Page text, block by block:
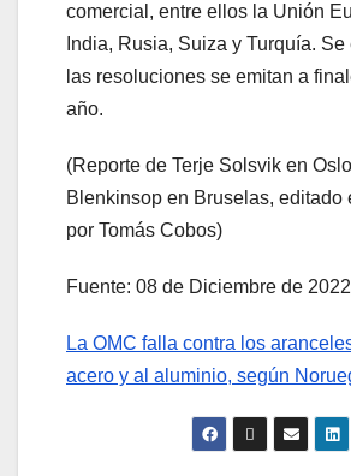
comercial, entre ellos la Unión
India, Rusia, Suiza y Turquía.
las resoluciones se emitan a
año.
(Reporte de Terje Solsvik en
Blenkinsop en Bruselas, editado
por Tomás Cobos)
Fuente: 08 de Diciembre de 2022
La OMC falla contra los
acero y al aluminio, según